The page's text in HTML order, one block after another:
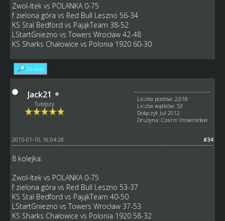
Zwol-Itek vs POLANKA 0-75
f zielona góra vs Red Bull Leszno 56-34
KS Stal Bedford vs PająkTeam 38-52
LStartGniezno vs Towers Wrocław 42-48
KS Sharks Chałowice vs Polonia 1920 60-30
Szukaj
Jack21
Tutejszy
Liczba postów: 2,018
Liczba wątków: 53
Dołączył: Jul 2012
Drużyna: Czarni Inowrocław
#34
2015-01-10, 16:04:28
8 kolejka:
Zwol-Itek vs POLANKA 0-75
f zielona góra vs Red Bull Leszno 53-37
KS Stal Bedford vs PająkTeam 40-50
LStartGniezno vs Towers Wrocław 37-53
KS Sharks Chałowice vs Polonia 1920 58-32